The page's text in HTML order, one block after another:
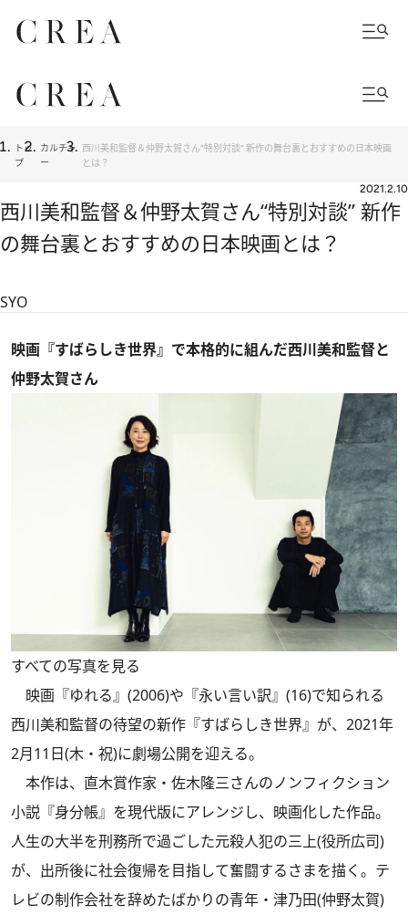
トッ
プ
カルチャ
ー
西川美和監督＆仲野太賀さん“特別対談” 新作の舞台裏とおすすめの日本映画
とは？
2021.2.10
西川美和監督＆仲野太賀さん“特別対談” 新作
の舞台裏とおすすめの日本映画とは？
SYO
映画『すばらしき世界』で本格的に組んだ西川美和監督と
仲野太賀さん
すべての写真を見る
映画『ゆれる』(2006)や『永い言い訳』(16)で知られる
西川美和監督の待望の新作『すばらしき世界』が、2021年
2月11日(木・祝)に劇場公開を迎える。
本作は、直木賞作家・佐木隆三さんのノンフィクション
小説『身分帳』を現代版にアレンジし、映画化した作品。
人生の大半を刑務所で過ごした元殺人犯の三上(役所広司)
が、出所後に社会復帰を目指して奮闘するさまを描く。テ
レビの制作会社を辞めたばかりの青年・津乃田(仲野太賀)